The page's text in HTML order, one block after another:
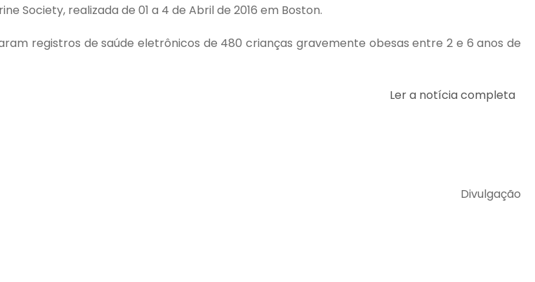
Society, realizada de 01 a 4 de Abril de 2016 em Boston.
registros de saúde eletrônicos de 480 crianças gravemente obesas entre 2 e 6 anos de
Ler a notícia completa
Divulgação